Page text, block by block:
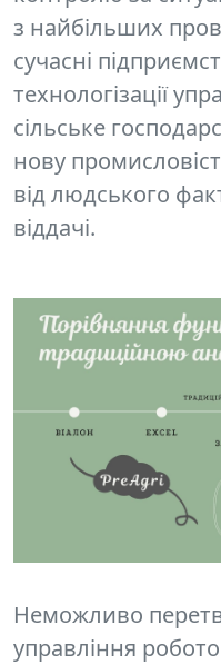
з найбільших
сучасні
технологізації
сільське
нову
від людського
віддачі.
Неможливо
управління